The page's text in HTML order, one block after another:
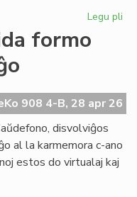
Legu pli
formo
908 4-B, 28 apr 26
disvolviĝos
al la karmemora c-ano
estos do virtualaj kaj